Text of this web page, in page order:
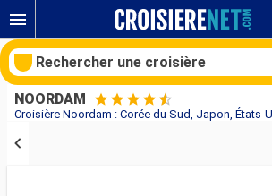
NOORDAM
Rechercher une croisière